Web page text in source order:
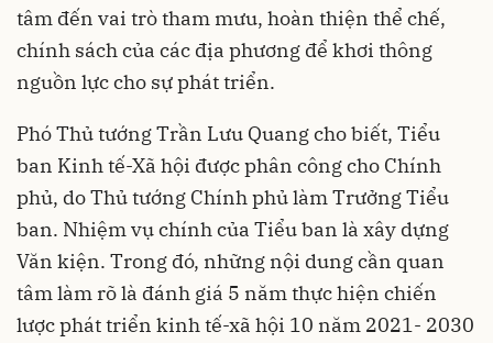
tâm đến vai trò tham mưu, hoàn thiện thể chế,
chính sách của các địa phương để khơi thông
nguồn lực cho sự phát triển.
Phó Thủ tướng Trần Lưu Quang cho biết, Tiểu
ban Kinh tế-Xã hội được phân công cho Chính
phủ, do Thủ tướng Chính phủ làm Trưởng Tiểu
ban. Nhiệm vụ chính của Tiểu ban là xây dựng
Văn kiện. Trong đó, những nội dung cần quan
tâm làm rõ là đánh giá 5 năm thực hiện chiến
lược phát triển kinh tế-xã hội 10 năm 2021- 2030